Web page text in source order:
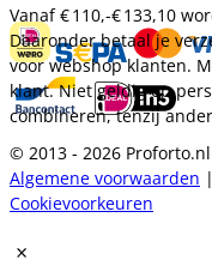
Vanaf€ 110,-€ 133,10
Daaronder betaal je
voor webshop klanten.
klant. Niet geldig op
combineren, tenzij
© 2013 - 2026
Algemene voorwaarden |
Cookievoorkeuren